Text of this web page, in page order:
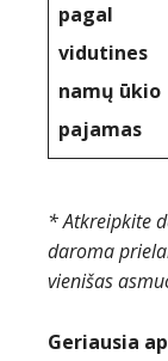
pagal
vidutines
namų ūkio
pajamas
* Atkreipkite
daroma
vienišas
Geriausia